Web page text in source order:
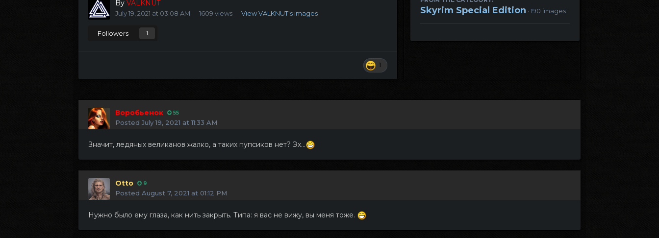
ByVALKNUT
July 19, 2021 at 03:08 AM 1609 views View VALKNUT's images
Followers 1
1
Skyrim Special Edition · 190 images
Воробьенок 55
PostedJuly 19, 2021 at 11:33 AM
Значит, ледяных великанов жалко, а таких пупсиков нет? Эх...
Otto 9
PostedAugust 7, 2021 at 01:12 PM
Нужно было ему глаза, как нить закрыть. Типа: я вас не вижу, вы меня тоже.